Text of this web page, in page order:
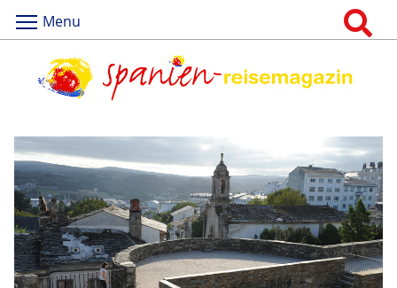
Menu